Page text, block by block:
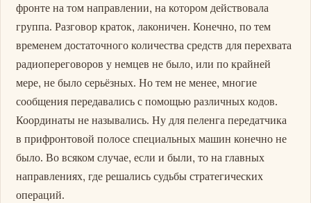
фронте на том направлении, на котором действовала
группа. Разговор краток, лаконичен. Конечно, по тем
временем достаточного количества средств для перехвата
радиопереговоров у немцев не было, или по крайней
мере, не было серьёзных. Но тем не менее, многие
сообщения передавались с помощью различных кодов.
Координаты не назывались. Ну для пеленга передатчика
в прифронтовой полосе специальных машин конечно не
было. Во всяком случае, если и были, то на главных
направлениях, где решались судьбы стратегических
операций.